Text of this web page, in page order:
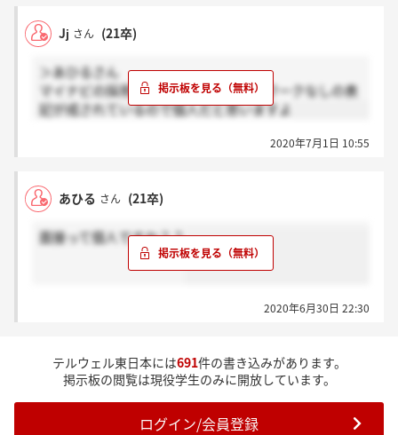
Jj さん (21卒)
＞あひるさん
マイナビの採用特徴に選考でグループワークなしの表
記が成されているので個人だと思いますよ
2020年7月1日 10:55
あひる さん (21卒)
面接って個人ですか？？
2020年6月30日 22:30
テルウェル東日本には691件の書き込みがあります。
掲示板の閲覧は現役学生のみに開放しています。
ログイン/会員登録